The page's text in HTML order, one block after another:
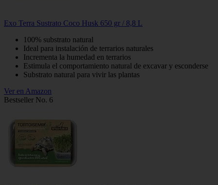
Exo Terra Sustrato Coco Husk 650 gr / 8,8 L
100% substrato natural
Ideal para instalación de terrarios naturales
Incrementa la humedad en terrarios
Estimula el comportamiento natural de excavar y esconderse
Substrato natural para vivir las plantas
Ver en Amazon
Bestseller No. 6